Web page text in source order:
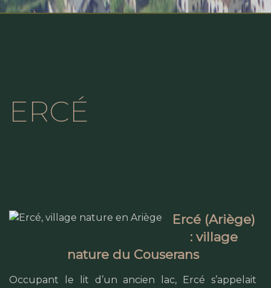
ERCÉ
Ercé (Ariège)
: village
nature du Couserans
Occupant le lit d’un ancien lac, Ercé s’appelait